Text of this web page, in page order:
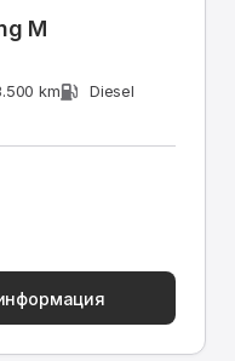
M
km
Diesel